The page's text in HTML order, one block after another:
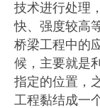
技术进行处理
快、强度较高
桥梁工程中的
候，主要就是
指定的位置，
工程黏结成一